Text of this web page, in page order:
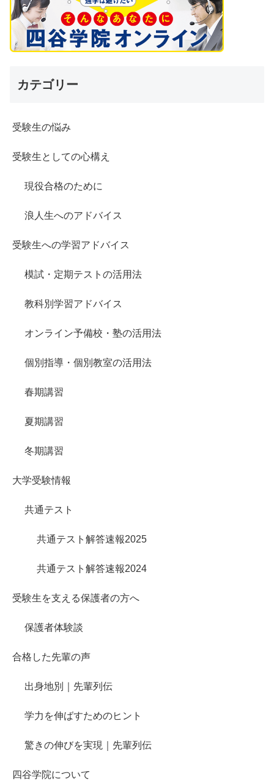
カテゴリー
受験生の悩み
受験生としての心構え
現役合格のために
浪人生へのアドバイス
受験生への学習アドバイス
模試・定期テストの活用法
教科別学習アドバイス
オンライン予備校・塾の活用法
個別指導・個別教室の活用法
春期講習
夏期講習
冬期講習
大学受験情報
共通テスト
共通テスト解答速報2025
共通テスト解答速報2024
受験生を支える保護者の方へ
保護者体験談
合格した先輩の声
出身地別｜先輩列伝
学力を伸ばすためのヒント
驚きの伸びを実現｜先輩列伝
四谷学院について